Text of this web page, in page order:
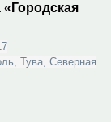
«Городская
Тува, Северная